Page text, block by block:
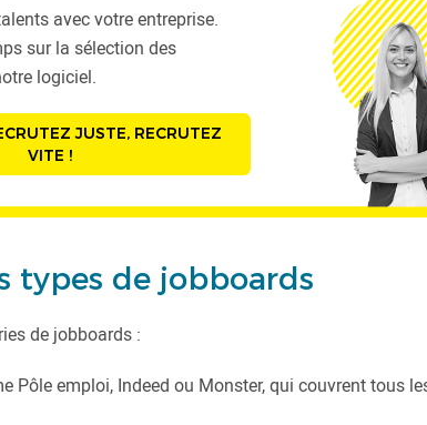
avec votre entreprise.
sur la sélection des
logiciel.
JUSTE, RECRUTEZ
VITE !
types de jobboards
de jobboards :
Pôle emploi, Indeed ou Monster, qui couvrent tous